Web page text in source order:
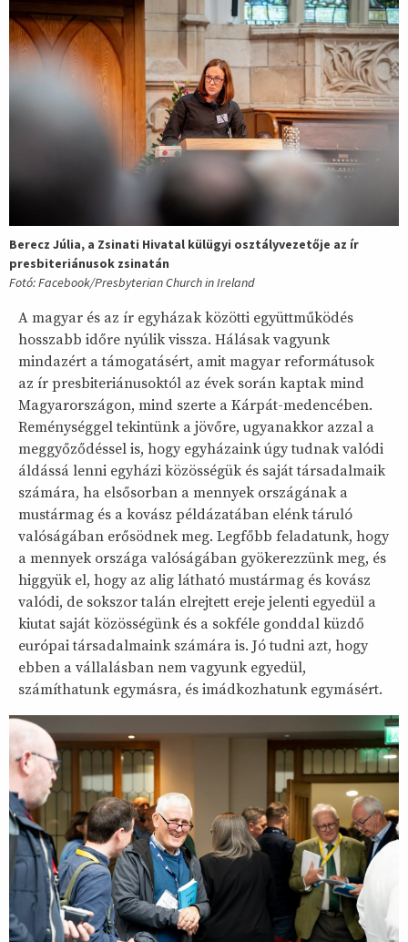
Berecz Júlia, a Zsinati Hivatal külügyi osztályvezetője az ír
presbiteriánusok zsinatán
Fotó: Facebook/Presbyterian Church in Ireland
A magyar és az ír egyházak közötti együttműködés
hosszabb időre nyúlik vissza. Hálásak vagyunk
mindazért a támogatásért, amit magyar reformátusok
az ír presbiteriánusoktól az évek során kaptak mind
Magyarországon, mind szerte a Kárpát-medencében.
Reménységgel tekintünk a jövőre, ugyanakkor azzal a
meggyőződéssel is, hogy egyházaink úgy tudnak valódi
áldássá lenni egyházi közösségük és saját társadalmaik
számára, ha elsősorban a mennyek országának a
mustármag és a kovász példázatában elénk táruló
valóságában erősödnek meg. Legfőbb feladatunk, hogy
a mennyek országa valóságában gyökerezzünk meg, és
higgyük el, hogy az alig látható mustármag és kovász
valódi, de sokszor talán elrejtett ereje jelenti egyedül a
kiutat saját közösségünk és a sokféle gonddal küzdő
európai társadalmaink számára is. Jó tudni azt, hogy
ebben a vállalásban nem vagyunk egyedül,
számíthatunk egymásra, és imádkozhatunk egymásért.